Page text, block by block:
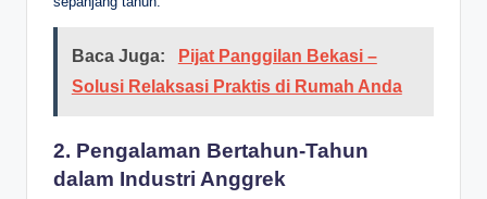
Baca Juga:
Pijat Panggilan Bekasi –
Solusi Relaksasi Praktis di Rumah Anda
2. Pengalaman Bertahun-Tahun
dalam Industri Anggrek